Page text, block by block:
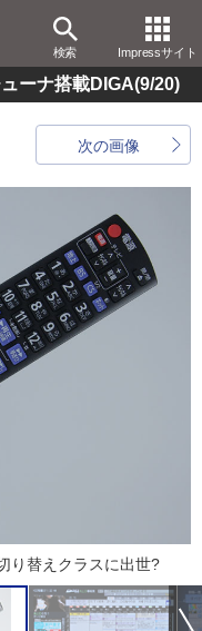
検索 Impressサイト
ーナ搭載DIGA(9/20)
次の画像
り替えクラスに出世?